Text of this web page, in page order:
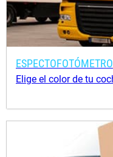
ESPECTOFOTÓMETRO
Elige el color de tu